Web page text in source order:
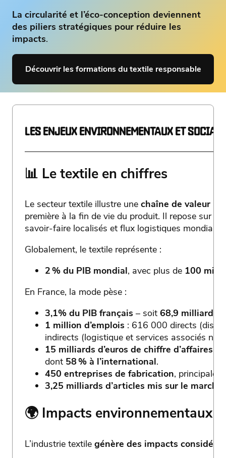
La circularité et l’éco-conception deviennent
des piliers stratégiques pour réduire les
impacts.
Découvrir les formations du textile responsable
LES ENJEUX ENVIRONNEMENTAUX ET
📊 Le textile en chiffres
Le secteur textile illustre une chaîne de valeur
première à la fin de vie du produit. Il repose sur
savoir-faire localisés et flux logistiques mondiaux.
Globalement, le textile représente :
2 % du PIB mondial, avec plus de 100
En France, la mode pèse :
3,1% du PIB français – soit 68,9 milliards
1 million d’emplois : 616 000 directs
indirects (logistique et services associés
15 milliards d’euros de chiffre d’affaires
dont 58 % à l’international.
450 entreprises de fabrication,
3,25 milliards d’articles mis sur le marché
🌍 Impacts environnementaux
L’industrie textile génère des impacts